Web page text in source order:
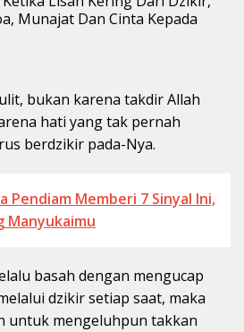
bukan karena takdir Allah
hati yang tak pernah
berdzikir pada-Nya.
Pendiam Memberi 7 Sinyal Ini,
Manyukaimu
basah dengan mengucap
dzikir setiap saat, maka
untuk mengeluhpun takkan